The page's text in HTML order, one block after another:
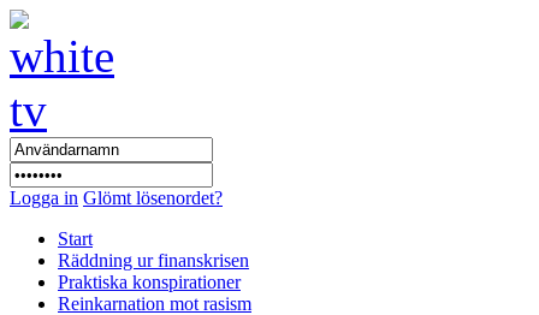
Logga in Glömt lösenordet?
Start
Räddning ur finanskrisen
Praktiska konspirationer
Reinkarnation mot rasism